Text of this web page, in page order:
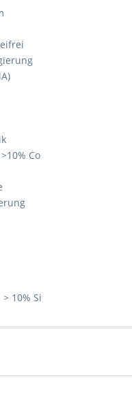
Co
10% Si